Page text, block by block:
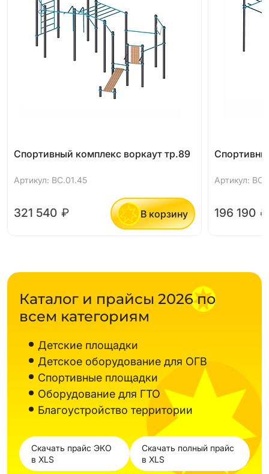
Спортивный комплекс воркаут тр.89
Артикул: ВС.01.45
321 540 ₽ В корзину
Артикул:
196 190 ₽
Каталог и прайсы 2026 по
всем категориям
Детские площадки
Детское оборудование для ОГВ
Спортивные площадки
Оборудование для ГТО
Благоустройство территории
Скачать прайс ЭКО
в XLS
Скачать полный прайс
в XLS